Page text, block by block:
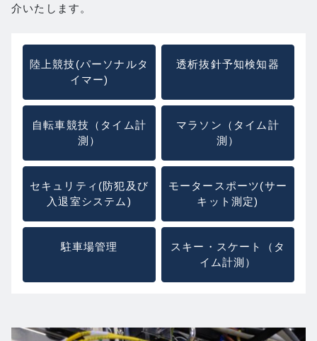
介いたします。
陸上競技(パーソナルタ
イマー)
透析抜針予知検知器
自転車競技（タイム計
測）
マラソン（タイム計
測）
セキュリティ(防犯及び
入退室システム)
モータースポーツ(サー
キット測定)
駐車場管理
スキー・スケート（タ
イム計測）